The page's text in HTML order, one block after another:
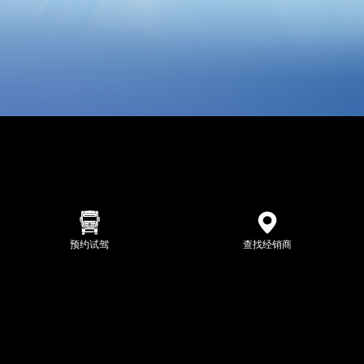
预约试驾 查找经销商